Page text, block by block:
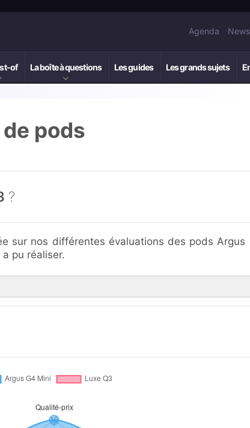
Agenda
of La boîte à questions Les guides Les grands sujets
pods
?
sur nos différentes évaluations des pods Argus
pu réaliser.